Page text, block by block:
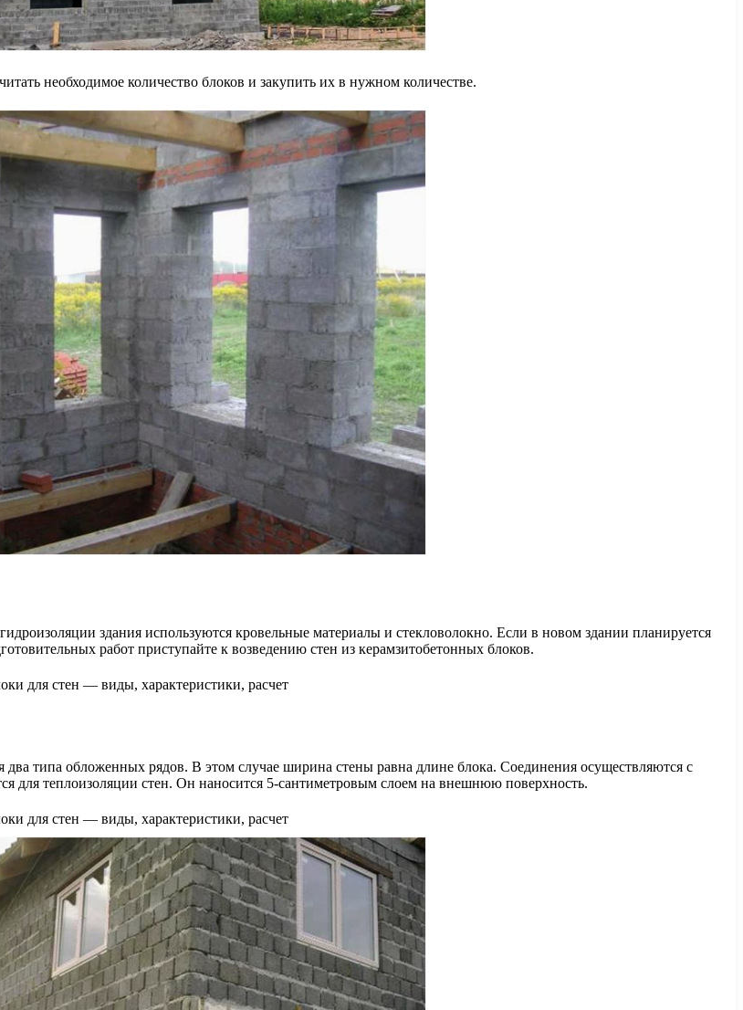
необходимое количество блоков и закупить их в нужном количестве.
здания используются кровельные материалы и стекловолокно. Если в новом здании планируется
работ приступайте к возведению стен из керамзитобетонных блоков.
два типа обложенных рядов. В этом случае ширина стены равна длине блока. Соединения осуществляются с
для теплоизоляции стен. Он наносится 5-сантиметровым слоем на внешнюю поверхность.